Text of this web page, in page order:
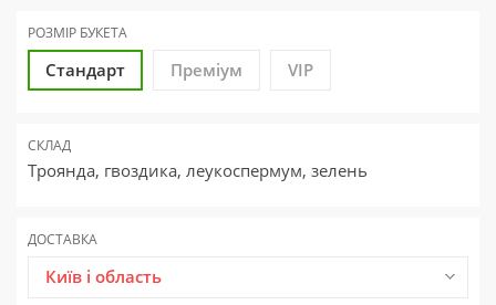
РОЗМІР БУКЕТА
Стандарт Преміум VIP
СКЛАД
Троянда, гвоздика, леукоспермум, зелень
ДОСТАВКА
Київ і область